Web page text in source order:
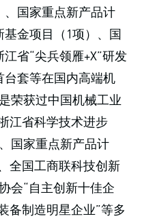
、国家重点新产品计
金项目（1项）、国
省“尖兵领雁+X”研发
套等在国内高端机
荣获过中国机械工业
江省科学技术进步
国家重点新产品计
全国工商联科技创新
会“自主创新十佳企
备制造明星企业”等多